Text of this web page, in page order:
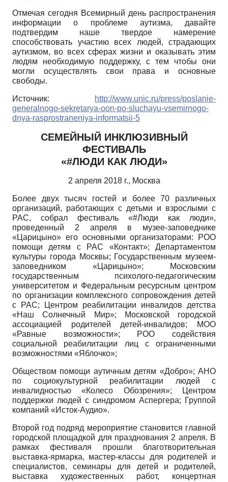
Отмечая сегодня Всемирный день распространения
информации о проблеме аутизма, давайте
подтвердим наше твердое намерение
способствовать участию всех людей, страдающих
аутизмом, во всех сферах жизни и оказывать этим
людям необходимую поддержку, с тем чтобы они
могли осуществлять свои права и основные
свободы.
Источник:
http://www.unic.ru/press/poslanie-
generalnogo-sekretarya-oon-po-sluchayu-vsemirnogo-
dnya-rasprostraneniya-informatsii-5
СЕМЕЙНЫЙ ИНКЛЮЗИВНЫЙ
ФЕСТИВАЛЬ
«#ЛЮДИ КАК ЛЮДИ»
2 апреля 2018 г., Москва
Более двух тысяч гостей и более 70 различных
организаций, работающих с детьми и взрослыми с
РАС, собрал фестиваль «#Люди как люди»,
проведенный 2 апреля в музее-заповеднике
«Царицыно» его основными организаторами: РОО
помощи детям с РАС «Контакт»; Департаментом
культуры города Москвы; Государственным музеем-
заповедником «Царицыно»; Московским
государственным психолого-педагогическим
университетом и Федеральным ресурсным центром
по организации комплексного сопровождения детей
с РАС; Центром реабилитации инвалидов детства
«Наш Солнечный Мир»; Московской городской
ассоциацией родителей детей-инвалидов; МОО
«Равные возможности»; РОО содействия
социальной реабилитации лиц с ограниченными
возможностями «Яблочко»;
Обществом помощи аутичным детям «Добро»; АНО
по социокультурной реабилитации людей с
инвалидностью «Колесо Обозрения»; Центром
поддержки людей с синдромом Аспергера; Группой
компаний «Исток-Аудио».
Второй год подряд мероприятие становится главной
городской площадкой для празднования 2 апреля. В
рамках фестиваля прошли благотворительная
выставка-ярмарка, мастер-классы для родителей и
специалистов, семинары для детей и родителей,
выставка художественных работ, концертная